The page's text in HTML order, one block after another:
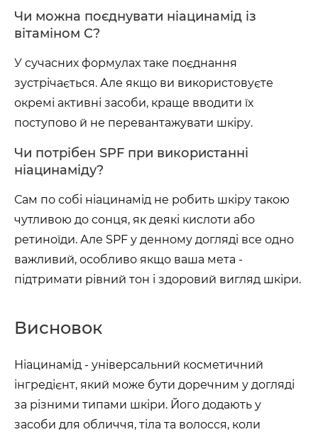
Чи можна поєднувати ніацинамід із
вітаміном C?
У сучасних формулах таке поєднання
зустрічається. Але якщо ви використовуєте
окремі активні засоби, краще вводити їх
поступово й не перевантажувати шкіру.
Чи потрібен SPF при використанні
ніацинаміду?
Сам по собі ніацинамід не робить шкіру такою
чутливою до сонця, як деякі кислоти або
ретиноїди. Але SPF у денному догляді все одно
важливий, особливо якщо ваша мета -
підтримати рівний тон і здоровий вигляд шкіри.
Висновок
Ніацинамід - універсальний косметичний
інгредієнт, який може бути доречним у догляді
за різними типами шкіри. Його додають у
засоби для обличчя, тіла та волосся, коли